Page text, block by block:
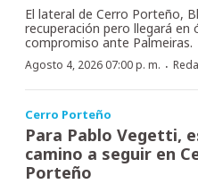
El lateral de Cerro Porteño,
recuperación pero llegará en
compromiso ante Palmeiras.
Agosto 4, 2026 07:00 p. m. ·
Cerro Porteño
Para Pablo Vegetti,
camino a seguir en
Porteño